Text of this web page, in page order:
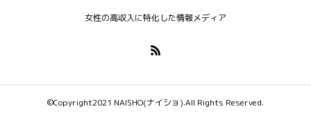
女性の高収入に特化した情報メディア
©Copyright2021 NAISHO(ナイショ).All Rights Reserved.